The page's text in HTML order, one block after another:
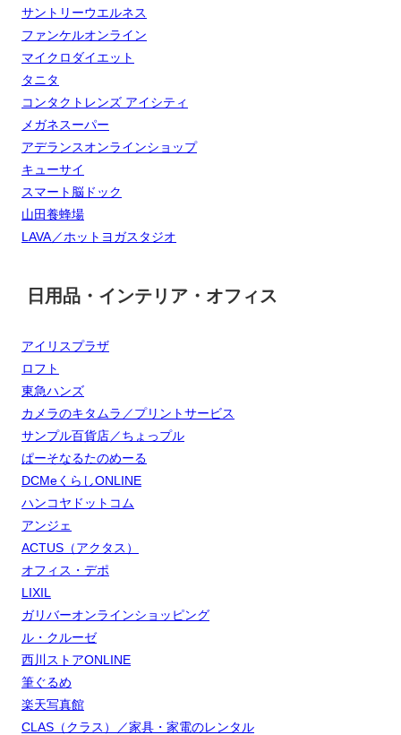
サントリーウエルネス
ファンケルオンライン
マイクロダイエット
タニタ
コンタクトレンズ アイシティ
メガネスーパー
アデランスオンラインショップ
キューサイ
スマート脳ドック
山田養蜂場
LAVA／ホットヨガスタジオ
日用品・インテリア・オフィス
アイリスプラザ
ロフト
東急ハンズ
カメラのキタムラ／プリントサービス
サンプル百貨店／ちょっプル
ぱーそなるたのめーる
DCMeくらしONLINE
ハンコヤドットコム
アンジェ
ACTUS（アクタス）
オフィス・デポ
LIXIL
ガリバーオンラインショッピング
ル・クルーゼ
西川ストアONLINE
筆ぐるめ
楽天写真館
CLAS（クラス）／家具・家電のレンタル